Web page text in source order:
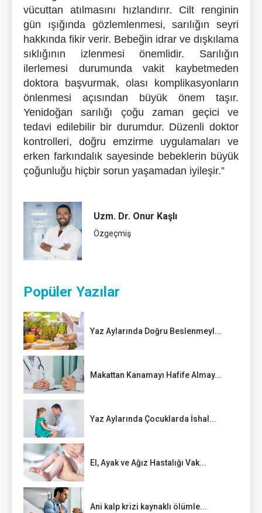
vücuttan atılmasını hızlandırır. Cilt renginin
gün ışığında gözlemlenmesi, sarılığın seyri
hakkında fikir verir. Bebeğin idrar ve dışkılama
sıklığının izlenmesi önemlidir. Sarılığın
ilerlemesi durumunda vakit kaybetmeden
doktora başvurmak, olası komplikasyonların
önlenmesi açısından büyük önem taşır.
Yenidoğan sarılığı çoğu zaman geçici ve
tedavi edilebilir bir durumdur. Düzenli doktor
kontrolleri, doğru emzirme uygulamaları ve
erken farkındalık sayesinde bebeklerin büyük
çoğunluğu hiçbir sorun yaşamadan iyileşir.”
Uzm. Dr. Onur Kaşlı
Özgeçmiş
Popüler Yazılar
Yaz Aylarında Doğru Beslenmeyl...
Makattan Kanamayı Hafife Almay...
Yaz Aylarında Çocuklarda İshal...
El, Ayak ve Ağız Hastalığı Vak...
Ani kalp krizi kaynaklı ölümle...